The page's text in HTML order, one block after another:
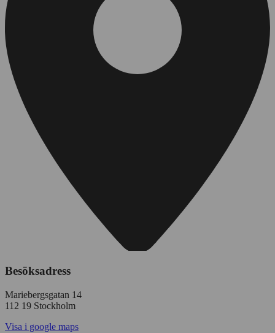
Besöksadress
Mariebergsgatan 14
112 19 Stockholm
Visa i google maps